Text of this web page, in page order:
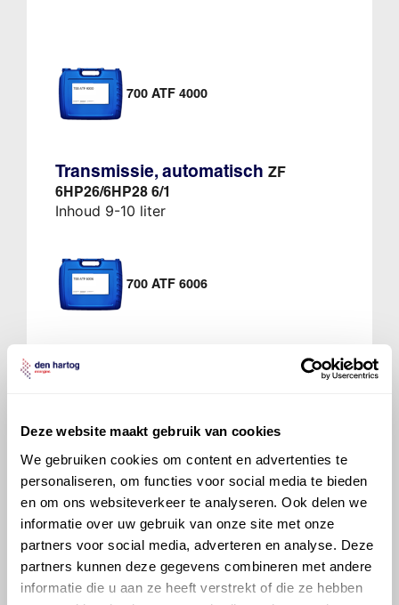
Deze website maakt gebruik van cookies
We gebruiken cookies om content en advertenties te
personaliseren, om functies voor social media te bieden
en om ons websiteverkeer te analyseren. Ook delen we
informatie over uw gebruik van onze site met onze
partners voor social media, adverteren en analyse. Deze
partners kunnen deze gegevens combineren met andere
informatie die u aan ze heeft verstrekt of die ze hebben
700 ATF 4000
Transmissie, automatisch ZF
6HP26/6HP28 6/1
Inhoud 9-10 liter
700 ATF 6006
Verdeelbak X Drive
Bel met onze Techdesk